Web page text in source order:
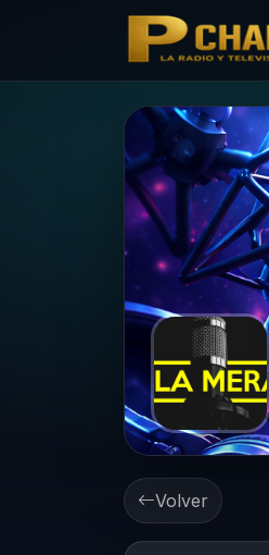
PCHANNELS
Volver